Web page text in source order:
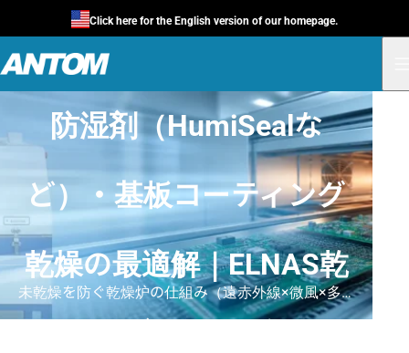
Click here for the English version of our homepage.
防湿剤（HumiSealな
ど）・基板コーティング
乾燥の最適解｜ELNAS乾
未乾燥を防ぐ乾燥炉の仕組み（遠赤外線×微風×多ゾーン制御）